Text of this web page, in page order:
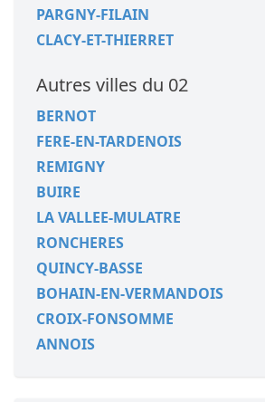
PARGNY-FILAIN
CLACY-ET-THIERRET
Autres villes du 02
BERNOT
FERE-EN-TARDENOIS
REMIGNY
BUIRE
LA VALLEE-MULATRE
RONCHERES
QUINCY-BASSE
BOHAIN-EN-VERMANDOIS
CROIX-FONSOMME
ANNOIS